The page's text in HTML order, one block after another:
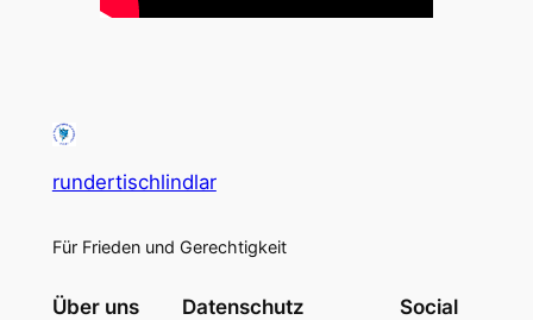
rundertischlindlar
Für Frieden und Gerechtigkeit
Über uns Datenschutz Social